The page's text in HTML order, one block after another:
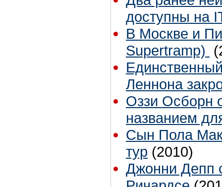
доступны на
В Москве и
Supertramp)
Леннона
Оззи Осборн
названием
Сын Пола
тур (2010)
Джонни Депп